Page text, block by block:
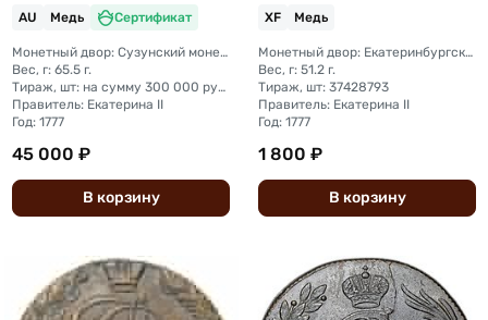
AU Медь Сертификат
Монетный двор: Сузунский монетный двор (Сибирь)
Вес, г: 65.5 г.
Тираж, шт: на сумму 300 000 рублей (сумма 10 копеек + 5 копеек +2 копейки + 1 копейка + денга + полушка)
Правитель: Екатерина II
Год: 1777
45 000 ₽
В корзину
XF Медь
Монетный двор: Екатеринбургский монетный двор
Вес, г: 51.2 г.
Тираж, шт: 37428793
Правитель: Екатерина II
Год: 1777
1 800 ₽
В корзину